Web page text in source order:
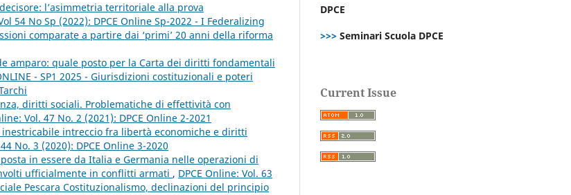
l’asimmetria territoriale alla prova
54 No Sp (2022): DPCE Online Sp-2022 - I Federalizing
comparate a partire dai ‘primi’ 20 anni della riforma
amparo: quale posto per la Carta dei diritti fondamentali
- SP1 2025 - Giurisdizioni costituzionali e poteri
diritti sociali. Problematiche di effettività con
Vol. 47 No. 2 (2021): DPCE Online 2-2021
inestricabile intreccio fra libertà economiche e diritti
No. 3 (2020): DPCE Online 3-2020
in essere da Italia e Germania nelle operazioni di
ufficialmente in conflitti armati , DPCE Online: Vol. 63
Pescara Costituzionalismo, declinazioni del principio
DPCE
>>> Seminari Scuola DPCE
Current Issue